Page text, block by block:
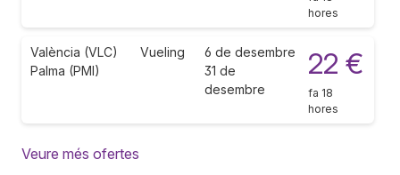
hores
València (VLC)
Palma (PMI)
Vueling
6 de desembre
31 de
desembre
22 €
fa 18
hores
Veure més ofertes